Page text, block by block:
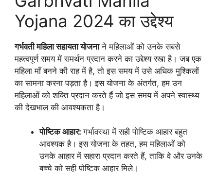
Yojana 2024 का उद्देश्य
गर्भवती महिला सहायता योजनाने महिलाओं को उनके सबसे
महत्वपूर्ण समय में समर्थन प्रदान करने का उद्देश्य रखा है। जब एक
महिला माँ बनने की राह में है, तो इस समय में उसे अधिक मुश्किलों
का सामना करना पड़ता है। इस योजना के अंतर्गत, हम उन
महिलाओं को शक्ति प्रदान करते हैं जो इस समय में अपने स्वास्थ्य
की देखभाल की आवश्यकता है।
पोष्टिक आहार:गर्भावस्था में सही पोष्टिक आहार बहुत
आवश्यक है। इस योजना के तहत, हम महिलाओं को
उनके आहार में सहारा प्रदान करते हैं, ताकि वे और उनके
बच्चे को सही पोष्टिक आहार मिले।